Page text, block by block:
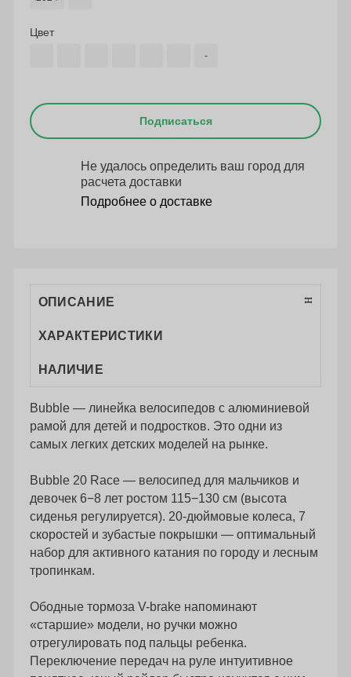
Цвет
-
Подписаться
Не удалось определить ваш город для
расчета доставки
Подробнее о доставке
ОПИСАНИЕ
ХАРАКТЕРИСТИКИ
НАЛИЧИЕ
Bubble — линейка велосипедов с алюминиевой
рамой для детей и подростков. Это одни из
самых легких детских моделей на рынке.
Bubble 20 Race — велосипед для мальчиков и
девочек 6−8 лет ростом 115−130 см (высота
сиденья регулируется). 20-дюймовые колеса, 7
скоростей и зубастые покрышки — оптимальный
набор для активного катания по городу и лесным
тропинкам.
Ободные тормоза V-brake напоминают
«старшие» модели, но ручки можно
отрегулировать под пальцы ребенка.
Переключение передач на руле интуитивное